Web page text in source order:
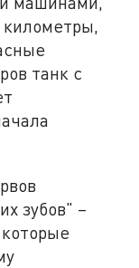
километры,
танк с
зубов" –